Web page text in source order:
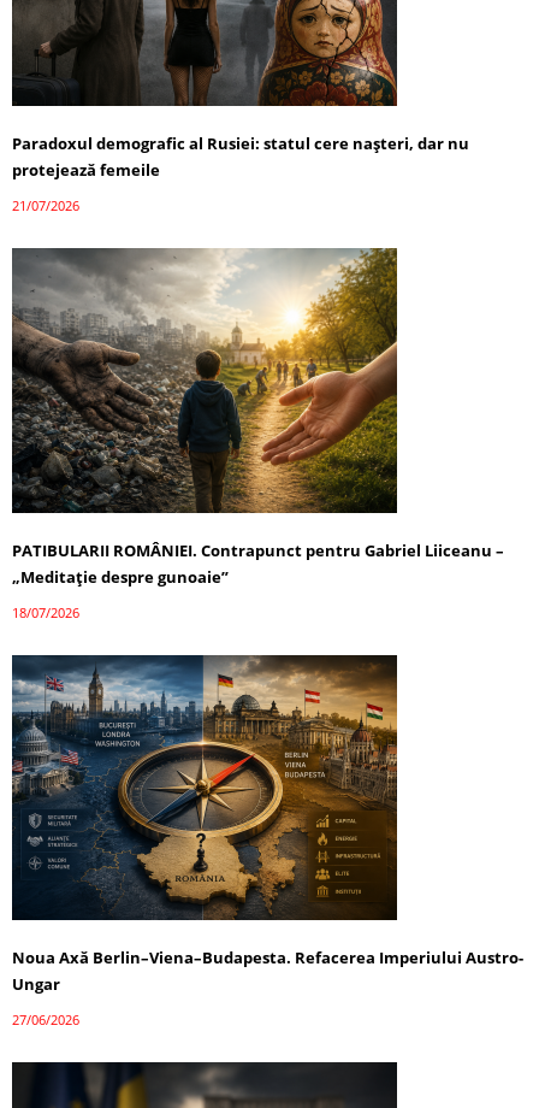
Paradoxul demografic al Rusiei: statul cere nașteri, dar nu
protejează femeile
21/07/2026
PATIBULARII ROMÂNIEI. Contrapunct pentru Gabriel Liiceanu –
„Meditație despre gunoaie”
18/07/2026
Noua Axă Berlin–Viena–Budapesta. Refacerea Imperiului Austro-
Ungar
27/06/2026